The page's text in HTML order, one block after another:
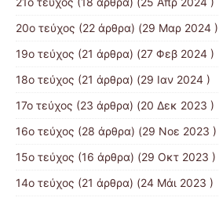
20ο τεύχος (22 άρθρα) (29 Μαρ 2024 )
19ο τεύχος (21 άρθρα) (27 Φεβ 2024 )
18ο τεύχος (21 άρθρα) (29 Ιαν 2024 )
17o τεύχος (23 άρθρα) (20 Δεκ 2023 )
16ο τεύχος (28 άρθρα) (29 Νοε 2023 )
15ο τεύχος (16 άρθρα) (29 Οκτ 2023 )
14ο τεύχος (21 άρθρα) (24 Μάι 2023 )